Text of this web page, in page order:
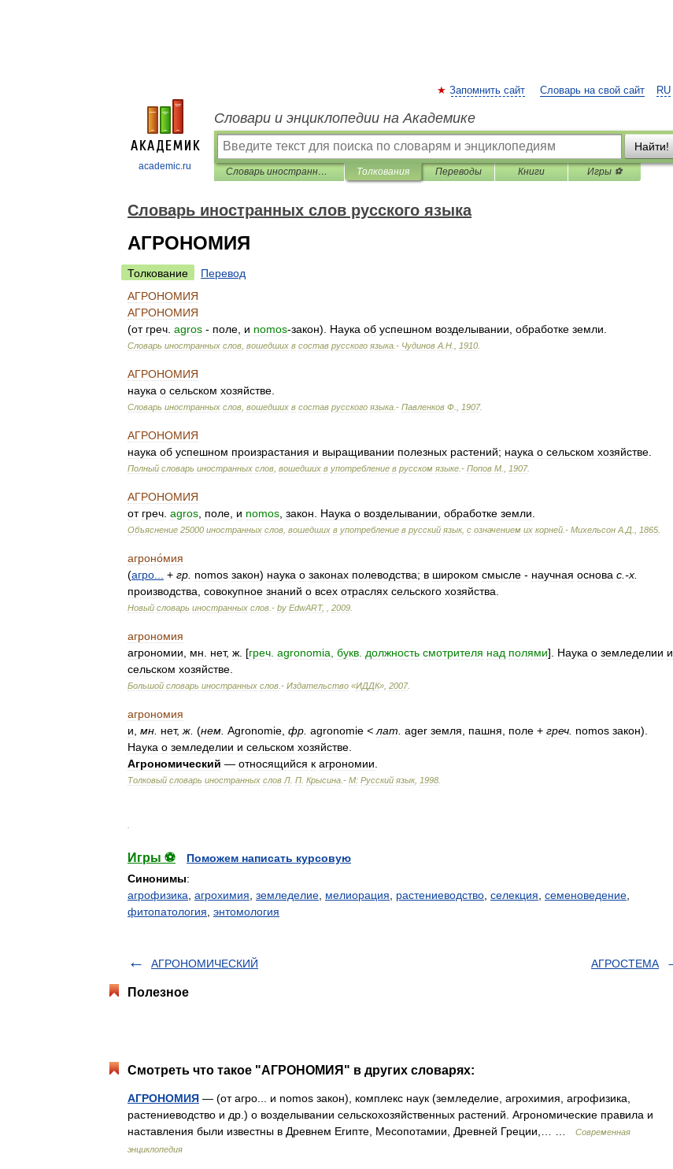
academic.ru
RU
Запомнить сайт Словарь на свой сайт
Словари и энциклопедии на Академике
Найти!
Словарь иностранных слов русского языка Толкования Переводы Книги Игры ⚽
Словарь иностранных слов русского языка
АГРОНОМИЯ
Толкование
Перевод
АГРОНОМИЯ
АГРОНОМИЯ
(от греч agros - поле и nomos-закон). Наука об успешном возделывании обработке земли
Словарь иностранных слов вошедших в состав русского языка .- Чудинов А Н 1910
АГРОНОМИЯ
наука о сельском хозяйстве
Словарь иностранных слов вошедших в состав русского языка .- Павленков Ф 1907.
АГРОНОМИЯ
наука об успешном произрастания и выращивании полезных растений; наука о сельском хозяйстве
Полный словарь иностранных слов вошедших в употребление в русском языке .- Попов М 1907.
АГРОНОМИЯ
от греч agros поле и nomos закон Наука о возделывании обработке земли
Объяснение 25000 иностранных слов вошедших в употребление в русский язык, с означением их корней .- Михельсон А Д 1865
агроно́мия
(агро + гр nomos закон) наука о законах полеводства; в широком смысле - научная основа с .-х
производства совокупное знаний о всех отраслях сельского хозяйства
Новый словарь иностранных слов .- by EdwART, 2009
агрономия
агрономии
мн нет, ж . [греч agronomia букв должность смотрителя над полями]. Наука о земледелии и
сельском хозяйстве
Большой словарь иностранных слов .- Издательство «ИДДК» 2007.
агрономия
и мн нет, ж (нем Agronomie фр agronomie < лат ager земля пашня поле + греч nomos закон).
Наука о земледелии и сельском хозяйстве
Агрономический — относящийся к агрономии
Толковый словарь иностранных слов Л П Крысина .- М: Русский язык, 1998
Игры ⚽
Поможем написать курсовую
Синонимы:
агрофизика агрохимия земледелие мелиорация растениеводство селекция семеноведение
фитопатология энтомология
АГРОНОМИЧЕСКИЙ АГРОСТЕМА
Полезное
Смотреть что такое "АГРОНОМИЯ" в других словарях:
АГРОНОМИЯ — (от агро... и nomos закон), комплекс наук (земледелие, агрохимия, агрофизика,
растениеводство и др.) о возделывании сельскохозяйственных растений. Агрономические правила и
наставления были известны в Древнем Египте, Месопотамии, Древней Греции,… …
Современная
энциклопедия